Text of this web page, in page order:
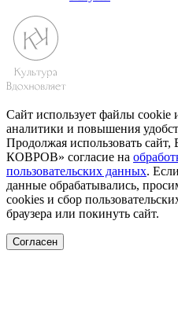
Сайт использует файлы
аналитики и повышения
Продолжая использовать
КОВРОВ» согласие на
пользовательских данных.
данные обрабатывались,
cookies и сбор
браузера или покинуть сайт.
Согласен